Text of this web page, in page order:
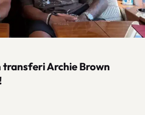
transferi Archie Brown